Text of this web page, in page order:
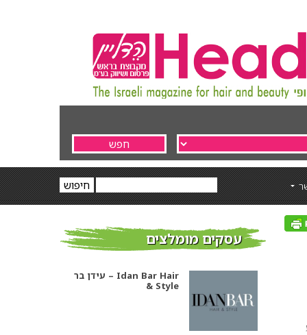
עסקים מומלצים
עידן בר – Idan Bar Hair
& Style